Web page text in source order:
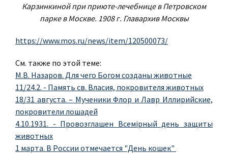
Карзинкиной при приюте-лечебнице в Петровском
парке в Москве. 1908 г. Главархив Москвы
https://www.mos.ru/news/item/120500073/
См. также по этой теме:
М.В. Назаров. Для чего Богом созданы животные
11/24.2. - Память св. Власия, покровителя животных
18/31 августа. – Мученики Флор и Лавр Иллирийские,
покровители лошадей
4.10.1931. - Провозглашен Всемiрный день защиты
животных
1 марта. В России отмечается "День кошек"